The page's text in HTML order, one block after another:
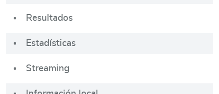
Resultados
Estadísticas
Streaming